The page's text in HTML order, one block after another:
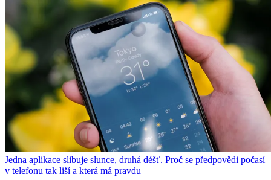
Jedna aplikace slibuje slunce, druhá déšť. Proč se předpovědi počasí
v telefonu tak liší a která má pravdu